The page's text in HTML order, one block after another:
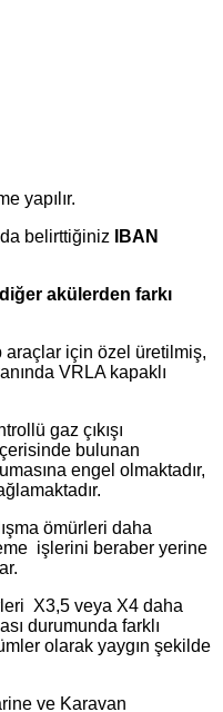
yapılır.
belirttiğiniz
IBAN
akülerden farkı
araçlar için özel üretilmiş,
VRLA kapaklı
gaz çıkışı
bulunan
engel olmaktadır,
ömürleri daha
işlerini beraber yerine
X3,5 veya X4 daha
durumunda farklı
olarak yaygın şekilde
ve Karavan